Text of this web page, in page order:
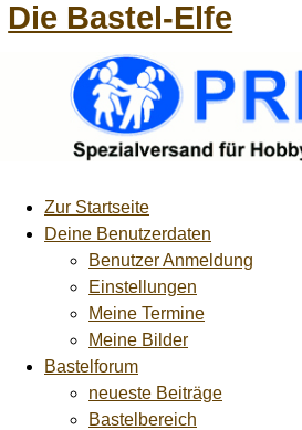
Die Bastel-Elfe
Zur Startseite
Deine Benutzerdaten
Benutzer Anmeldung
Einstellungen
Meine Termine
Meine Bilder
Bastelforum
neueste Beiträge
Bastelbereich